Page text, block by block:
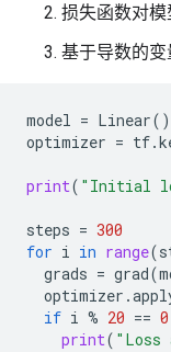
损失函数对模
基于导数的变
model = Linear()
optimizer = tf.
print( "Initial
steps = 300
for i in range(
grads = grad(
optimizer .
if i % 20 == 0
print( "Loss